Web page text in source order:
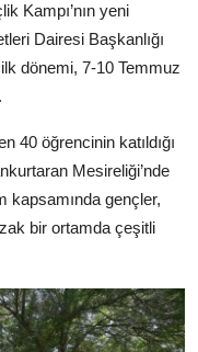
Kampı’nın yeni
Dairesi Başkanlığı
dönemi, 7-10 Temmuz
40 öğrencinin katıldığı
Mesireliği’nde
kapsamında gençler,
bir ortamda çeşitli